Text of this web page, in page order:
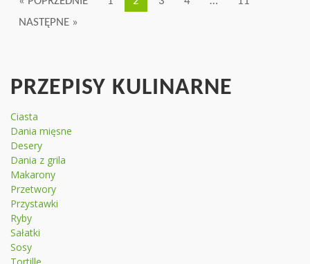
NASTĘPNE »
PRZEPISY KULINARNE
Ciasta
Dania mięsne
Desery
Dania z grila
Makarony
Przetwory
Przystawki
Ryby
Sałatki
Sosy
Tortille